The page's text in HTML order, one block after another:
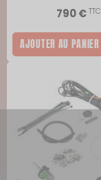
790 €TTC
AJOUTER AU PANIER